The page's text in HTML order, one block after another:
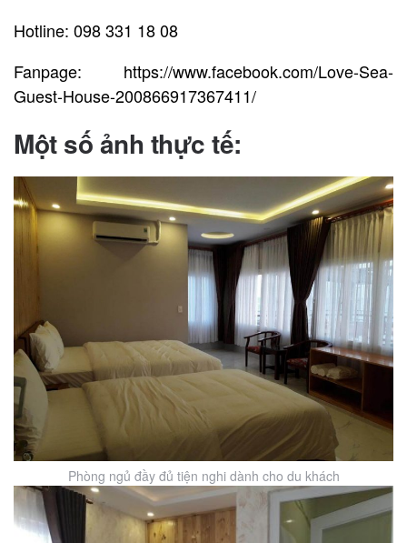
Hotline: 098 331 18 08
Fanpage: https://www.facebook.com/Love-Sea-
Guest-House-200866917367411/
Một số ảnh thực tế:
Phòng ngủ đầy đủ tiện nghi dành cho du khách